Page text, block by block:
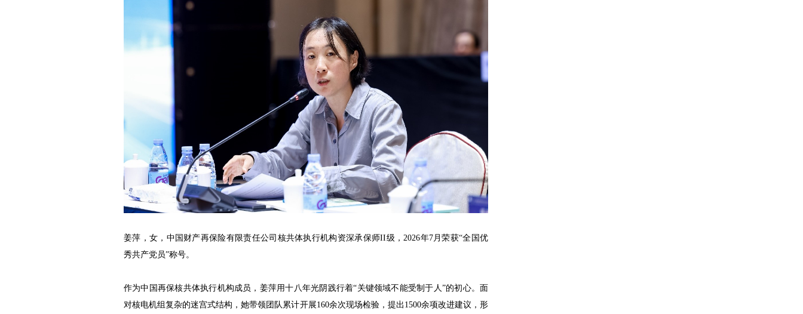
姜萍，女，中国财产再保险有限责任公司核共体执行机构资深承保师II级，2026年7月荣获“全国优
秀共产党员”称号。
作为中国再保核共体执行机构成员，姜萍用十八年光阴践行着“关键领域不能受制于人”的初心。面
对核电机组复杂的迷宫式结构，她带领团队累计开展160余次现场检验，提出1500余项改进建议，形